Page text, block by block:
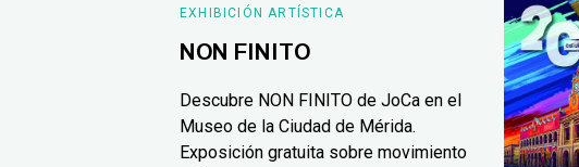
EXHIBICIÓN ARTÍSTICA
NON FINITO
Descubre NON FINITO de JoCa en el
Museo de la Ciudad de Mérida.
Exposición gratuita sobre movimiento